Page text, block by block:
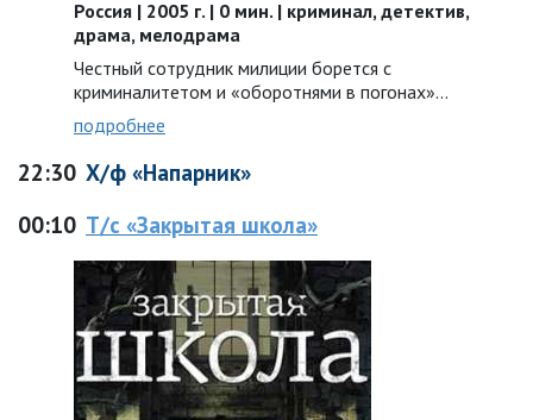
Россия | 2005 г. | 0 мин. | криминал, детектив,
драма, мелодрама
Честный сотрудник милиции борется с
криминалитетом и «оборотнями в погонах»...
подробнее
22:30 Х/ф «Напарник»
00:10 Т/с «Закрытая школа»